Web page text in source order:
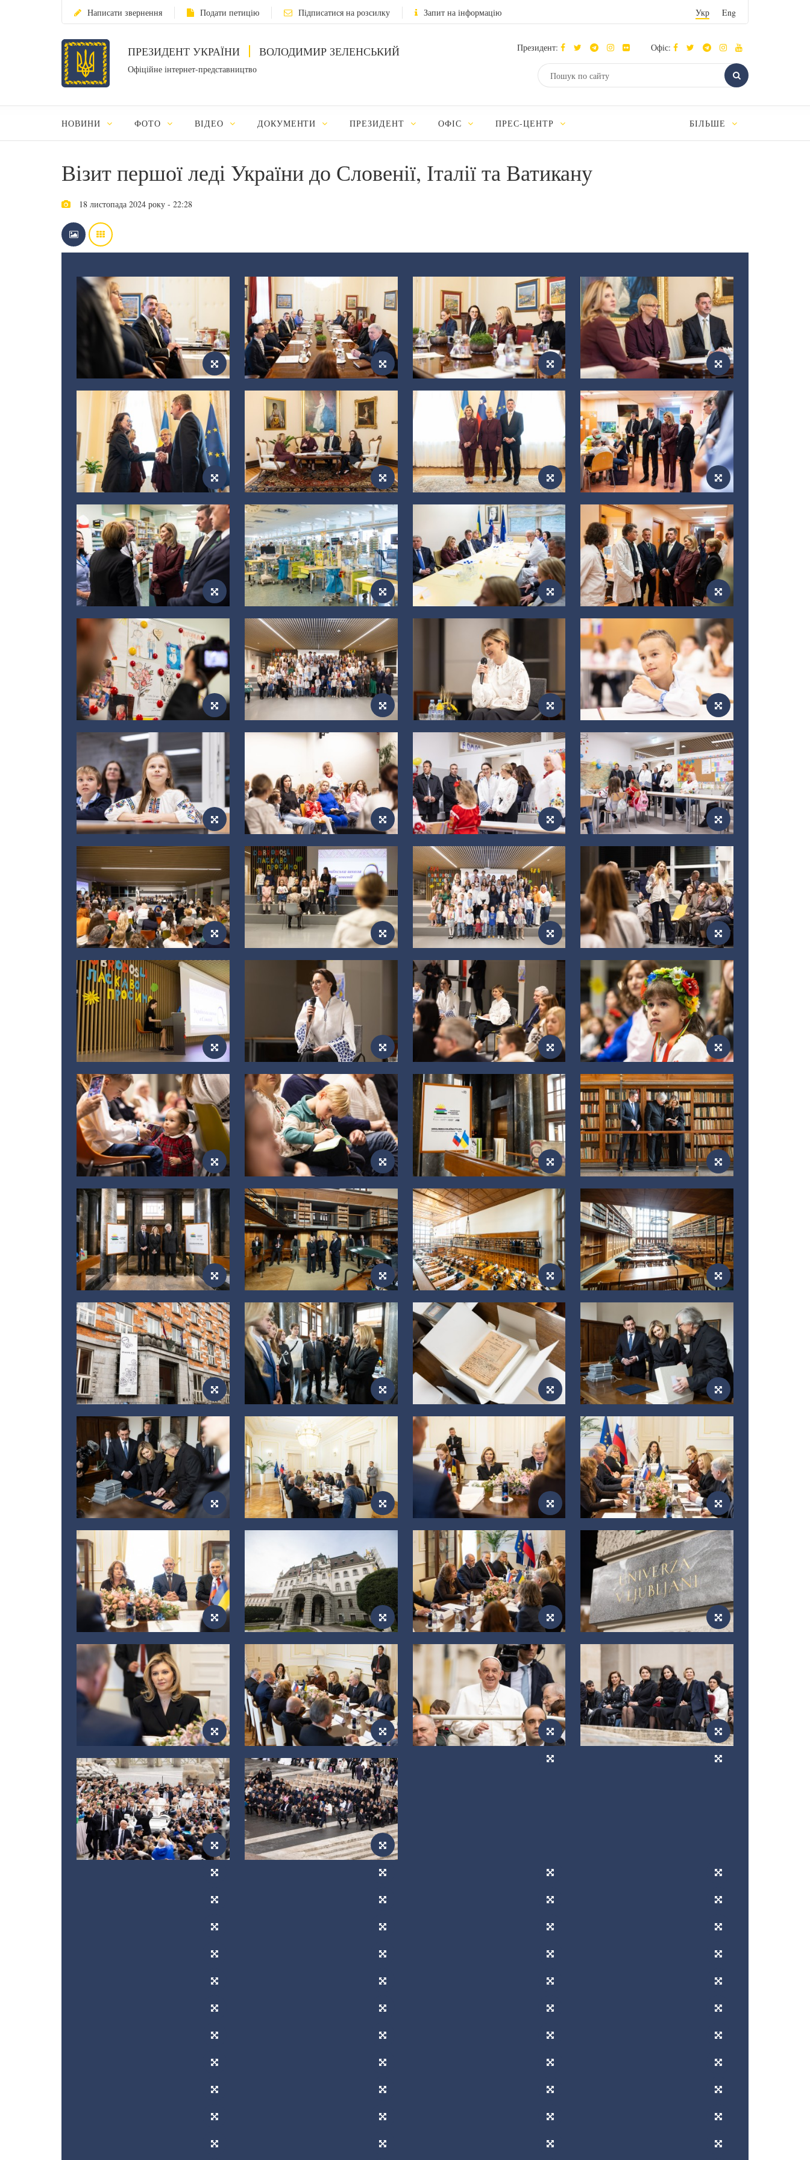
Написати звернення Подати петицію Підписатися на розсилку Запит на інформацію Укр Eng
ПРЕЗИДЕНТ УКРАЇНИ ВОЛОДИМИР ЗЕЛЕНСЬКИЙ
Офіційне інтернет-представництво
Президент: Офіс:
НОВИНИ ФОТО ВІДЕО ДОКУМЕНТИ ПРЕЗИДЕНТ ОФІС ПРЕС-ЦЕНТР БІЛЬШЕ
Візит першої леді України до Словенії, Італії та Ватикану
18 листопада 2024 року - 22:28